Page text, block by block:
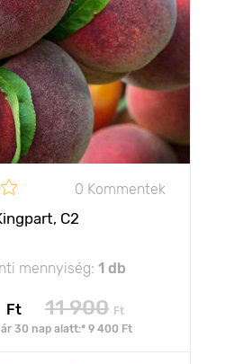
0 Kommentek
С2
mennyiség: 1 db
Ft 11 900 Ft
30 nap alatt:* 9 400 Ft